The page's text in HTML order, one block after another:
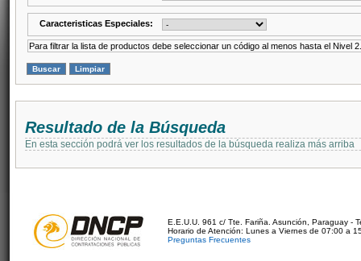
Caracteristicas Especiales:
Para filtrar la lista de productos debe seleccionar un código al menos hasta el Nivel 2.
Resultado de la Búsqueda
En esta sección podrá ver los resultados de la búsqueda realiza más arriba
E.E.U.U. 961 c/ Tte. Fariña. Asunción, Paraguay -
Horario de Atención: Lunes a Viernes de 07:00 a
Preguntas Frecuentes